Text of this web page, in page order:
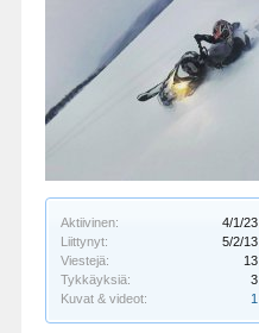
Aktiivinen:
4/1/23
Liittynyt:
5/2/13
Viestejä:
13
Tykkäyksiä:
3
Kuvat & videot:
1